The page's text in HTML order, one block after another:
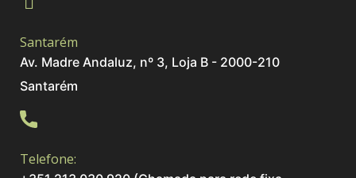
Santarém
Av. Madre Andaluz, nº 3, Loja B - 2000-210
Santarém
Telefone: